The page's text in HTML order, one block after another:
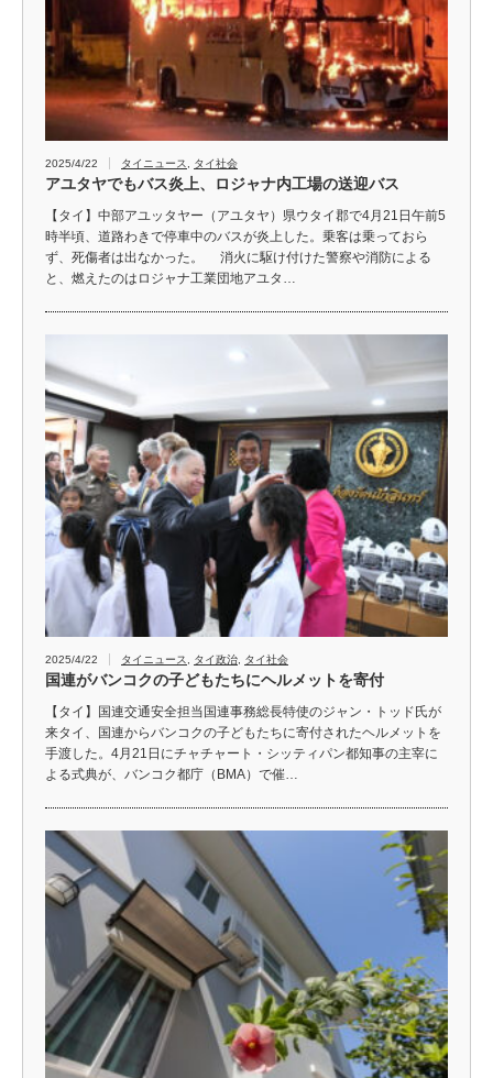
2025/4/22 タイニュース タイ社会
アユタヤでもバス炎上、ロジャナ内工場の送迎バス
【タイ】中部アユッタヤー（アユタヤ）県ウタイ郡で4月21日午前5
時半頃、道路わきで停車中のバスが炎上した。乗客は乗っておら
ず、死傷者は出なかった。 消火に駆け付けた警察や消防による
と、燃えたのはロジャナ工業団地アユタ…
2025/4/22 タイニュース タイ政治 タイ社会
国連がバンコクの子どもたちにヘルメットを寄付
【タイ】国連交通安全担当国連事務総長特使のジャン・トッド氏が
来タイ、国連からバンコクの子どもたちに寄付されたヘルメットを
手渡した。4月21日にチャチャート・シッティパン都知事の主宰に
よる式典が、バンコク都庁（BMA）で催…